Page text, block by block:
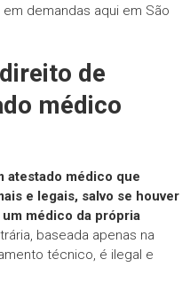
demandas aqui em São
de
médico
atestado médico que
e legais, salvo se houver
médico da própria
baseada apenas na
técnico, é ilegal e